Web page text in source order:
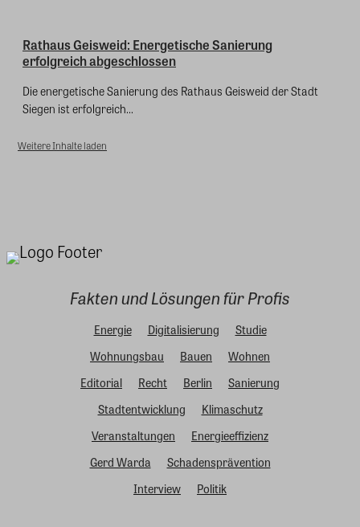
Rathaus Geisweid: Energetische Sanierung
erfolgreich abgeschlossen
Die energetische Sanierung des Rathaus Geisweid der Stadt
Siegen ist erfolgreich...
Weitere Inhalte laden
Fakten und Lösungen für Profis
Energie Digitalisierung
Studie
Wohnungsbau
Bauen
Wohnen
Editorial
Recht Berlin
Sanierung
Stadtentwicklung
Klimaschutz
Veranstaltungen
Energieeffizienz
Gerd Warda
Schadensprävention
Interview
Politik